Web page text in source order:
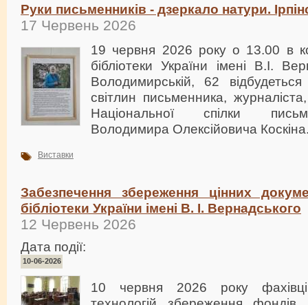
Руки письменників - дзеркало натури.
17 Червень 2026
19 червня 2026 року о 13.00 в
бібліотеки України імені В.І.
Володимирській, 62 відбудеться
світлин письменника,
Національної спілки
Володимира Олексійовича
Виставки
Забезпечення збереження цінних
бібліотеки України імені В. І. Вернадського
12 Червень 2026
Дата події:
10-06-2026
10 червня 2026 року фахівці